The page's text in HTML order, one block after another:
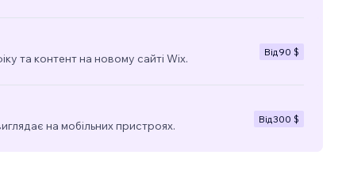
та контент на новому сайті Wix.
Від 90 $
на мобільних пристроях.
Від300 $